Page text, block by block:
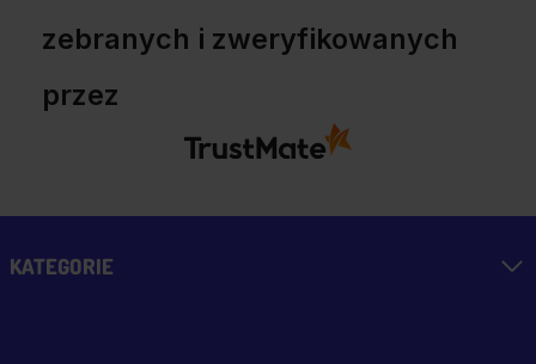
zebranych i zweryfikowanych
przez
KATEGORIE